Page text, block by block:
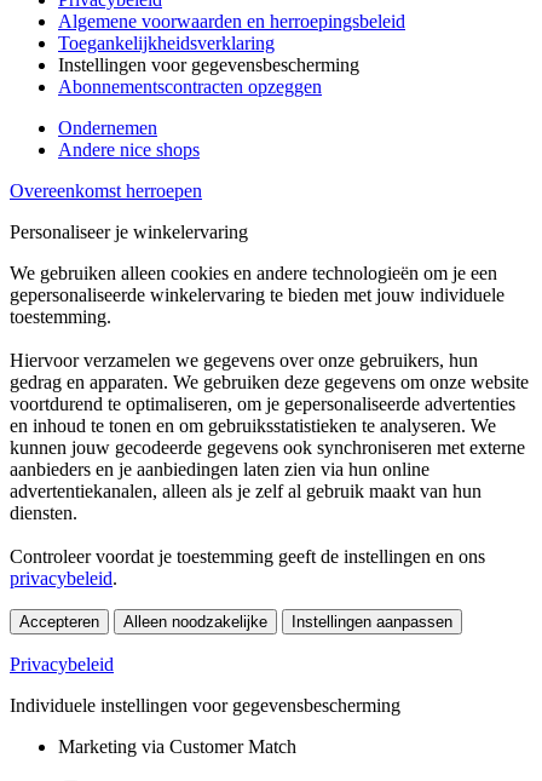
Algemene voorwaarden en herroepingsbeleid
Toegankelijkheidsverklaring
Instellingen voor gegevensbescherming
Abonnementscontracten opzeggen
Ondernemen
Andere nice shops
Overeenkomst herroepen
Personaliseer je winkelervaring
We gebruiken alleen cookies en andere technologieën om je een
gepersonaliseerde winkelervaring te bieden met jouw individuele
toestemming.
Hiervoor verzamelen we gegevens over onze gebruikers, hun
gedrag en apparaten. We gebruiken deze gegevens om onze website
voortdurend te optimaliseren, om je gepersonaliseerde advertenties
en inhoud te tonen en om gebruiksstatistieken te analyseren. We
kunnen jouw gecodeerde gegevens ook synchroniseren met externe
aanbieders en je aanbiedingen laten zien via hun online
advertentiekanalen, alleen als je zelf al gebruik maakt van hun
diensten.
Controleer voordat je toestemming geeft de instellingen en ons
privacybeleid.
Accepteren Alleen noodzakelijke Instellingen aanpassen
Privacybeleid
Individuele instellingen voor gegevensbescherming
Marketing via Customer Match